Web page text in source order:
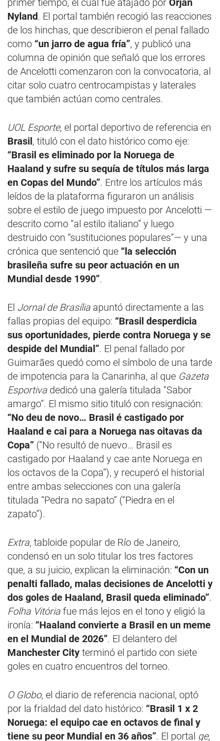
primer tiempo, el cual fue atajado por Örjan
Nyland. El portal también recogió las reacciones
de los hinchas, que describieron el penal fallado
como “un jarro de agua fría”, y publicó una
columna de opinión que señaló que los errores
de Ancelotti comenzaron con la convocatoria, al
citar solo cuatro centrocampistas y laterales
que también actúan como centrales.
UOL Esporte, el portal deportivo de referencia en
Brasil , tituló con el dato histórico como eje:
“Brasil es eliminado por la Noruega de
Haaland y sufre su sequía de títulos más larga
en Copas del Mundo”. Entre los artículos más
leídos de la plataforma figuraron un análisis
sobre el estilo de juego impuesto por Ancelotti —
descrito como “al estilo italiano” y luego
destruido con “sustituciones populares”— y una
crónica que sentenció que “la selección
brasileña sufre su peor actuación en un
Mundial desde 1990”.
El Jornal de Brasília apuntó directamente a las
fallas propias del equipo: “Brasil desperdicia
sus oportunidades, pierde contra Noruega y se
despide del Mundial”. El penal fallado por
Guimarães quedó como el símbolo de una tarde
de impotencia para la Canarinha, al que Gazeta
Esportiva dedicó una galería titulada “Sabor
amargo”. El mismo sitio tituló con resignación:
“No deu de novo… Brasil é castigado por
Haaland e cai para a Noruega nas oitavas da
Copa” (“No resultó de nuevo… Brasil es
castigado por Haaland y cae ante Noruega en
los octavos de la Copa”), y recuperó el historial
entre ambas selecciones con una galería
titulada “Pedra no sapato” (“Piedra en el
zapato”).
Extra, tabloide popular de Río de Janeiro,
condensó en un solo titular los tres factores
que, a su juicio, explican la eliminación: “Con un
penalti fallado, malas decisiones de Ancelotti y
dos goles de Haaland, Brasil queda eliminado”.
Folha Vitória fue más lejos en el tono y eligió la
ironía: “Haaland convierte a Brasil en un meme
en el Mundial de 2026”. El delantero del
Manchester City terminó el partido con siete
goles en cuatro encuentros del torneo.
O Globo, el diario de referencia nacional, optó
por la frialdad del dato histórico: “Brasil 1 x 2
Noruega: el equipo cae en octavos de final y
tiene su peor Mundial en 36 años”. El portal ge,